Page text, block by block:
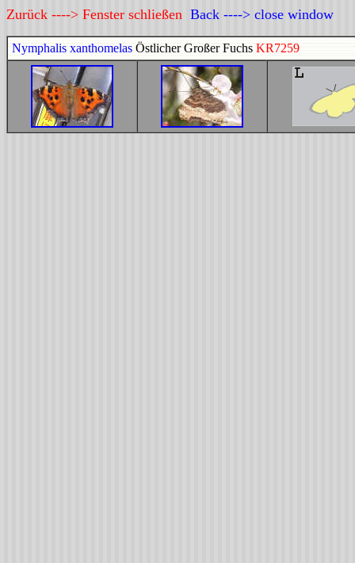
Zurück ----> Fenster schließen Back ----> close window
Nymphalis xanthomelas Östlicher Großer Fuchs KR7259